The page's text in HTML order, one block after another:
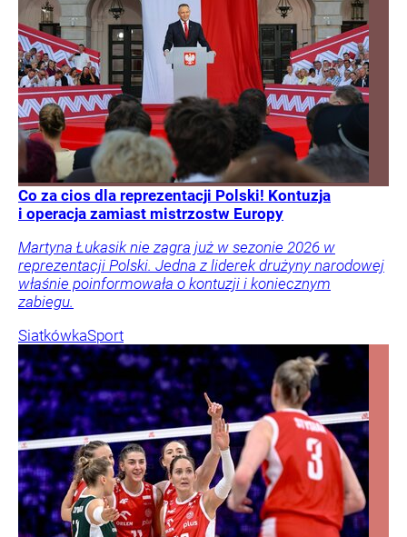
Co za cios dla reprezentacji Polski! Kontuzja
i operacja zamiast mistrzostw Europy
Martyna Łukasik nie zagra już w sezonie 2026 w
reprezentacji Polski. Jedna z liderek drużyny narodowej
właśnie poinformowała o kontuzji i koniecznym
zabiegu.
SiatkówkaSport